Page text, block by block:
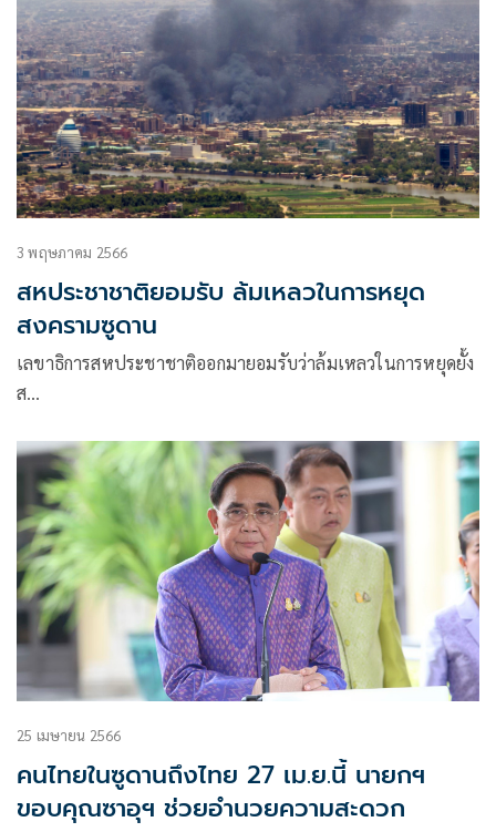
3 พฤษภาคม 2566
สหประชาชาติยอมรับ ล้มเหลวในการหยุด
สงครามซูดาน
เลขาธิการสหประชาชาติออกมายอมรับว่าล้มเหลวในการหยุดยั้ง
ส…
25 เมษายน 2566
คนไทยในซูดานถึงไทย 27 เม.ย.นี้ นายกฯ
ขอบคุณซาอุฯ ช่วยอำนวยความสะดวก